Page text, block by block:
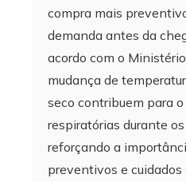
compra mais
demanda antes da
acordo com o
mudança de
seco contribuem para
respiratórias durante
reforçando a
preventivos e